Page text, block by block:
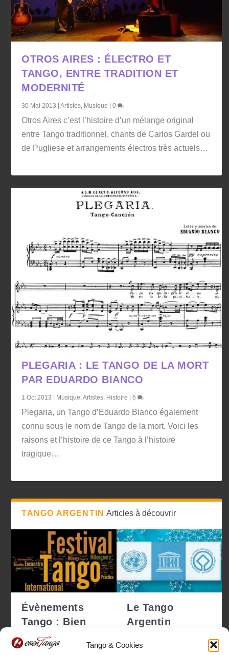
Tango & Cookies
OTROS AIRES : ÉLECTRO ET
TANGO, ENTRE TRADITION ET
MODERNITÉ
30 Mai 2013 |Artistes Musique |0
Otros Aires c’est l’histoire d’un mélange original
entre Tango traditionnel, chants de Carlos Gardel ou
de Pugliese et arrangements électros très actuels…
PLEGARIA : LE TANGO DE LA MORT
PAR EDUARDO BIANCO
1 Oct 2013 | Musique ,Artistes Histoire |6
Plegaria, un Tango d’Eduardo Bianco également
connu sous le nom de Tango de la mort. Voici les
raisons et l’histoire de ce Tango à l’histoire
tragique…
TANGO ARGENTIN Articles à découvrir
Évènements
Tango : Bien
choisir pour ne
pas se tro...
Le Tango
Argentin
Patrimoine